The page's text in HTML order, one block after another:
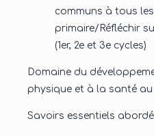
communs à tous
primaire/Réfléchir
(1er, 2e et 3e cycles)
Domaine du
physique et à la santé
Savoirs essentiels